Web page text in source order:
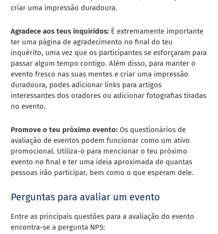
criar uma impressão duradoura.
Agradece aos teus inquiridos: É extremamente importante
ter uma página de agradecimento no final do teu
inquérito, uma vez que os participantes se esforçaram para
passar algum tempo contigo. Além disso, para manter o
evento fresco nas suas mentes e criar uma impressão
duradoura, podes adicionar links para artigos
interessantes dos oradores ou adicionar fotografias tiradas
no evento.
Promove o teu próximo evento:Os questionários de
avaliação de eventos podem funcionar como um ativo
promocional. Utiliza-o para mencionar o teu próximo
evento no final e ter uma ideia aproximada de quantas
pessoas irão participar, bem como o que esperam dele.
Perguntas para avaliar um evento
Entre as principais questões para a avaliação do evento
encontra-se a pergunta NPS: